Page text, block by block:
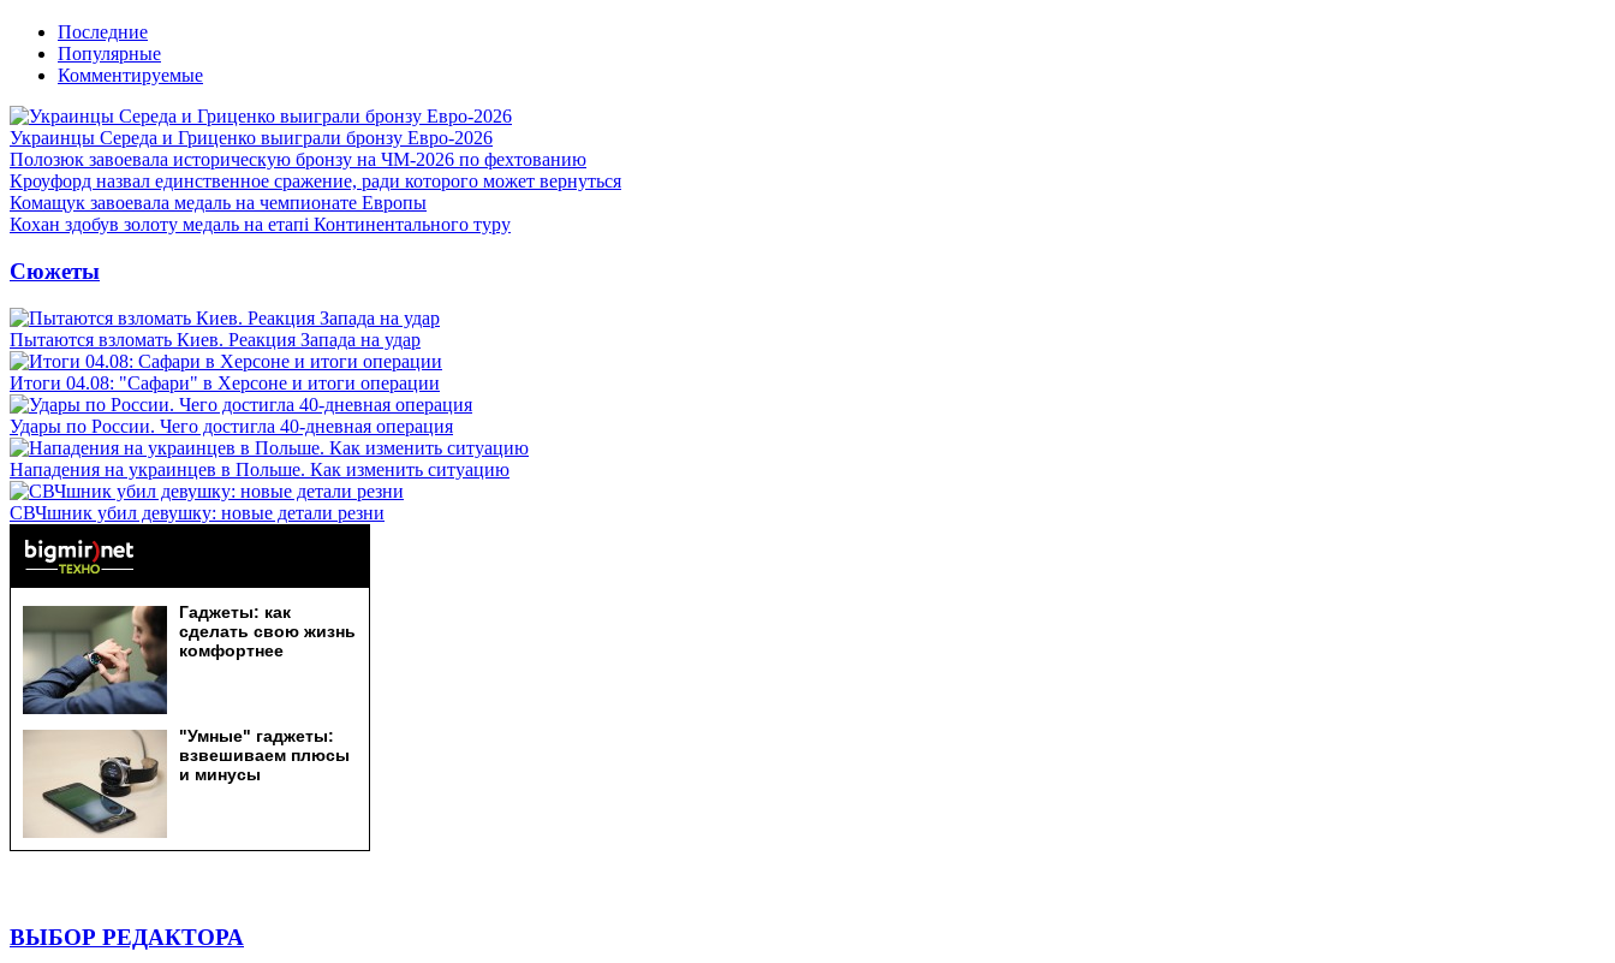
Последние
Популярные
Комментируемые
Украинцы Середа и Гриценко выиграли бронзу Евро-2026
Полозюк завоевала историческую бронзу на ЧМ-2026 по фехтованию
Кроуфорд назвал единственное сражение, ради которого может вернуться
Комащук завоевала медаль на чемпионате Европы
Кохан здобув золоту медаль на етапі Континентального туру
Сюжеты
Пытаются взломать Киев. Реакция Запада на удар
Итоги 04.08: "Сафари" в Херсоне и итоги операции
Удары по России. Чего достигла 40-дневная операция
Нападения на украинцев в Польше. Как изменить ситуацию
СВЧшник убил девушку: новые детали резни
ВЫБОР РЕДАКТОРА